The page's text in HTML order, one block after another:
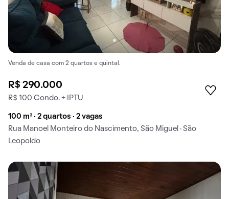
Venda de casa com 2 quartos e quintal.
R$ 290.000
R$ 100 Condo. + IPTU
100 m² · 2 quartos · 2 vagas
Rua Manoel Monteiro do Nascimento, São Miguel · São
Leopoldo